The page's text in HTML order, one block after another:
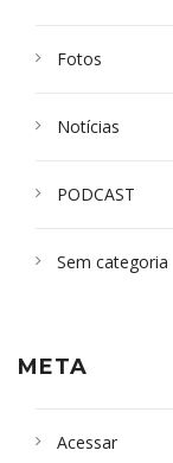
Fotos
Notícias
PODCAST
Sem categoria
META
Acessar